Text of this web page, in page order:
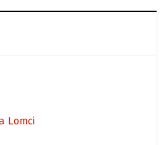
Lomci